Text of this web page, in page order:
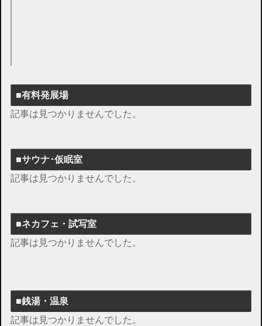
■有料発展場
記事は見つかりませんでした。
■サウナ･仮眠室
記事は見つかりませんでした。
■ネカフェ・試写室
記事は見つかりませんでした。
■銭湯・温泉
記事は見つかりませんでした。